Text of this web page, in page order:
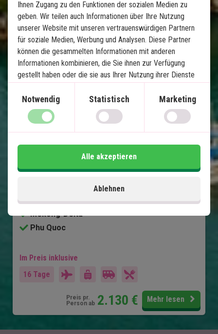
Vietnam von Nord nach Süd mit
Strandurlaub auf Phu Quoc
Empfohlen für den Winterurlaub
10 Nächte Rundreise mit Fahrer
3 Nächte Badeurlaub auf Phu Quoc
Inlandsflüge – keine primitiven Nachtzüge
Halong-Bucht und Bai Tu Long-Bucht
Mekong-Delta
Phu Quoc
Im Preis inklusive
16 Tage
Preis pr.
Person ab 2.130 € Mehr lesen
Ihnen Zugang zu den Funktionen der sozialen Medien zu
geben. Wir teilen auch Informationen über Ihre Nutzung
unserer Website mit unseren vertrauenswürdigen Partnern
für soziale Medien, Werbung und Analysen. Diese Partner
können die gesammelten Informationen mit anderen
Informationen kombinieren, die Sie ihnen zur Verfügung
gestellt haben oder die sie aus Ihrer Nutzung ihrer Dienste
Notwendig Statistisch Marketing
Ablehnen
Alle akzeptieren